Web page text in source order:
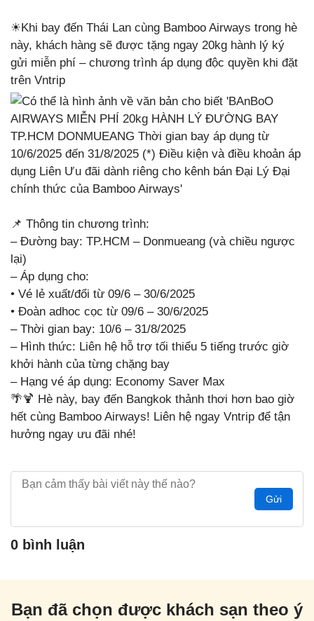
☀️Khi bay đến Thái Lan cùng Bamboo Airways trong hè
này, khách hàng sẽ được tặng ngay 20kg hành lý ký
gửi miễn phí – chương trình áp dụng độc quyền khi đặt
trên Vntrip
📌 Thông tin chương trình:
– Đường bay: TP.HCM – Donmueang (và chiều ngược
lại)
– Áp dụng cho:
• Vé lẻ xuất/đổi từ 09/6 – 30/6/2025
• Đoàn adhoc cọc từ 09/6 – 30/6/2025
– Thời gian bay: 10/6 – 31/8/2025
– Hình thức: Liên hệ hỗ trợ tối thiểu 5 tiếng trước giờ
khởi hành của từng chặng bay
– Hạng vé áp dụng: Economy Saver Max
🌴🍹 Hè này, bay đến Bangkok thảnh thơi hơn bao giờ
hết cùng Bamboo Airways! Liên hệ ngay Vntrip để tận
hưởng ngay ưu đãi nhé!
Gửi
0 bình luận
Bạn đã chọn được khách sạn theo ý